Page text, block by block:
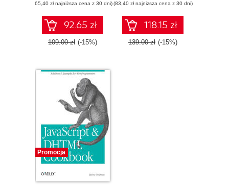
Objective-C and
Xcode
(65,40 zł najniższa cena z 30 dni)
92.65 zł
109.00 zł (-15%)
Edition
(83,40 zł najniższa cena z 30 dni)
118.15 zł
139.00 zł (-15%)
Promocja